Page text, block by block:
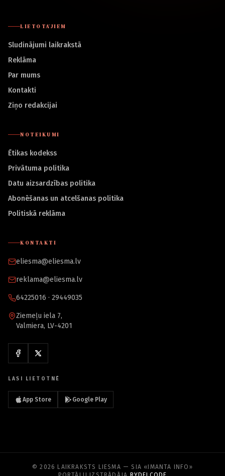
LIETOTĀJIEM
Sludinājumi laikrakstā
Reklāma
Par mums
Kontakti
Ziņo redakcijai
NOTEIKUMI
Ētikas kodekss
Privātuma politika
Datu aizsardzības politika
Abonēšanas un atcelšanas politika
Politiskā reklāma
KONTAKTI
eliesma@eliesma.lv
reklama@eliesma.lv
64225016 · 29449035
Ziemeļu iela 7,
Valmiera, LV-4201
LASI LIETOTNĒ
App Store Google Play
© 2026 LAIKRAKSTS LIESMA — SIA «IMANTA INFO»